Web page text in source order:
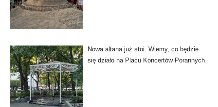
Nowa altana już stoi. Wiemy, co będzie
się działo na Placu Koncertów Porannych